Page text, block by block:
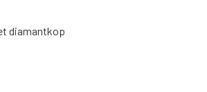
diamantkop